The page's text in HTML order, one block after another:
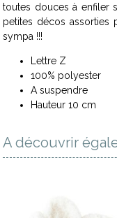
toutes douces à enfiler
petites décos assorties
sympa !!!
Lettre Z
100% polyester
A suspendre
Hauteur 10 cm
A découvrir